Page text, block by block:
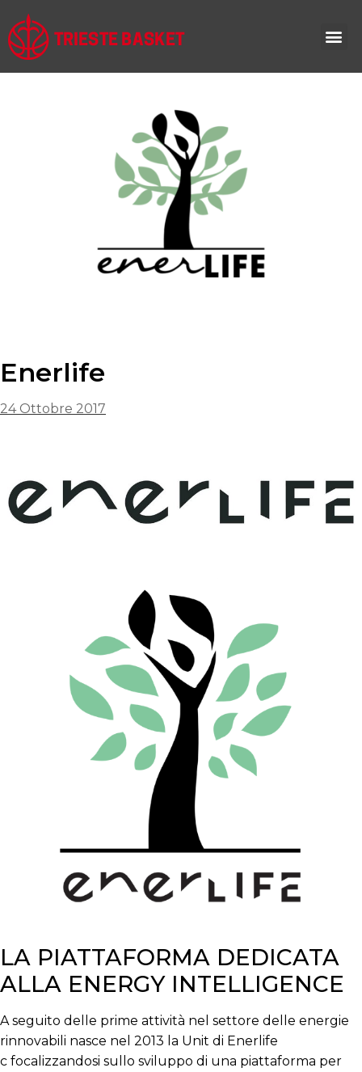
Enerlife
24 Ottobre 2017
LA PIATTAFORMA DEDICATA
ALLA ENERGY INTELLIGENCE
A seguito delle prime attività nel settore delle energie
rinnovabili nasce nel 2013 la Unit di Enerlife
c focalizzandosi sullo sviluppo di una piattaforma per